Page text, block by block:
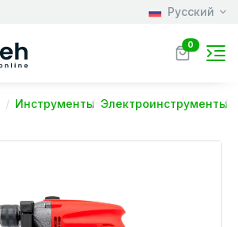
Русский
0
Инструменты Электроинструменты